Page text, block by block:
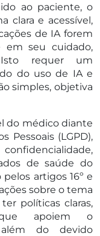
ao paciente, o
clara e acessível,
de IA forem
em seu cuidado,
requer um
do uso de IA e
simples, objetiva
do médico diante
Pessoais (LGPD),
de saúde do
artigos 16º e
sobre o tema
políticas claras,
apoiem o
do devido